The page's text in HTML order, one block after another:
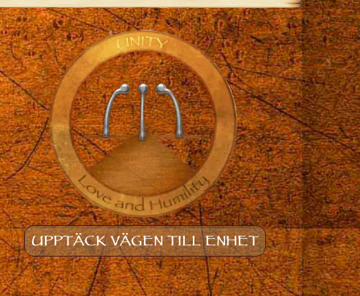
UPPTÄCK VÄGEN TILL ENHET